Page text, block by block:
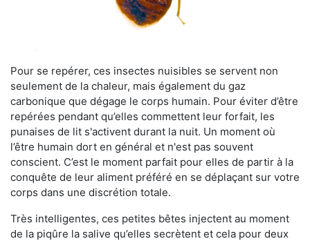
Pour se repérer, ces insectes nuisibles se servent non
seulement de la chaleur, mais également du gaz
carbonique que dégage le corps humain. Pour éviter d’être
repérées pendant qu’elles commettent leur forfait, les
punaises de lit s'activent durant la nuit. Un moment où
l’être humain dort en général et n'est pas souvent
conscient. C’est le moment parfait pour elles de partir à la
conquête de leur aliment préféré en se déplaçant sur votre
corps dans une discrétion totale.
Très intelligentes, ces petites bêtes injectent au moment
de la piqûre la salive qu’elles secrètent et cela pour deux